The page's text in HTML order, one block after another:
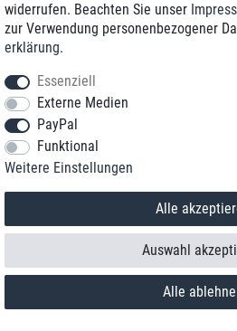
Vertrag widerrufen
widerrufen. Beachten Sie unser
zur Verwendung personenbezogener
erklärung.
Essenziell
Externe Medien
PayPal
Funktional
Weitere Einstellungen
Alle
Alle
Auswahl